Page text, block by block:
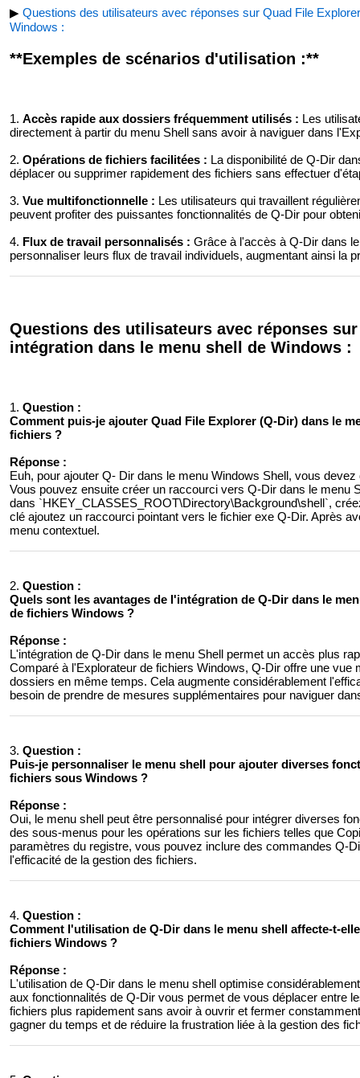
▶ Questions des utilisateurs avec réponses sur Quad File
Windows :
**Exemples de scénarios d'utilisation :**
1. Accès rapide aux dossiers fréquemment utilisés : Les
directement à partir du menu Shell sans avoir à naviguer dans
2. Opérations de fichiers facilitées : La disponibilité de Q-Dir
déplacer ou supprimer rapidement des fichiers sans effectuer
3. Vue multifonctionnelle : Les utilisateurs qui travaillent
peuvent profiter des puissantes fonctionnalités de Q-Dir pour
4. Flux de travail personnalisés : Grâce à l'accès à Q-Dir dans
personnaliser leurs flux de travail individuels, augmentant ainsi la
Questions des utilisateurs avec réponses
intégration dans le menu shell de Windows :
1. Question :
Comment puis-je ajouter Quad File Explorer (Q-Dir) dans le
fichiers ?
Réponse :
Euh, pour ajouter Q- Dir dans le menu Windows Shell, vous
Vous pouvez ensuite créer un raccourci vers Q-Dir dans le menu
dans `HKEY_CLASSES_ROOT\Directory\Background\shell`,
clé ajoutez un raccourci pointant vers le fichier exe Q-Dir. Après
menu contextuel.
2. Question :
Quels sont les avantages de l'intégration de Q-Dir dans le
de fichiers Windows ?
Réponse :
L'intégration de Q-Dir dans le menu Shell permet un accès plus
Comparé à l'Explorateur de fichiers Windows, Q-Dir offre une vue
dossiers en même temps. Cela augmente considérablement
besoin de prendre de mesures supplémentaires pour naviguer
3. Question :
Puis-je personnaliser le menu shell pour ajouter diverses
fichiers sous Windows ?
Réponse :
Oui, le menu shell peut être personnalisé pour intégrer diverses
des sous-menus pour les opérations sur les fichiers telles que
paramètres du registre, vous pouvez inclure des commandes Q-
l'efficacité de la gestion des fichiers.
4. Question :
Comment l'utilisation de Q-Dir dans le menu shell affecte-t-
fichiers Windows ?
Réponse :
L'utilisation de Q-Dir dans le menu shell optimise
aux fonctionnalités de Q-Dir vous permet de vous déplacer entre
fichiers plus rapidement sans avoir à ouvrir et fermer
gagner du temps et de réduire la frustration liée à la gestion des